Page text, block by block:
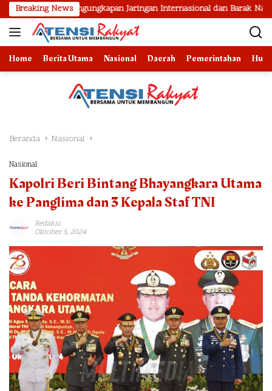
Langsung
ke
konten
Breaking NewsJaringan Internasional dan Barak Narkoba
Home Berita Utama Nasional Daerah Pemerintahan
Beranda Nasional
Nasional
Kapolri Beri Bintang Bhayangkara Utama
ke Panglima dan 3 Kepala Staf TNI
Redaksi
Oktober 5, 2024